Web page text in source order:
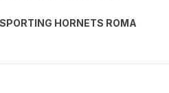
HORNETS ROMA